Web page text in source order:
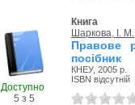
Доступно
5 з 5
Книга
Шаркова, І. М.
Правове
посібник
КНЕУ, 2005 р.
ISBN відсутній